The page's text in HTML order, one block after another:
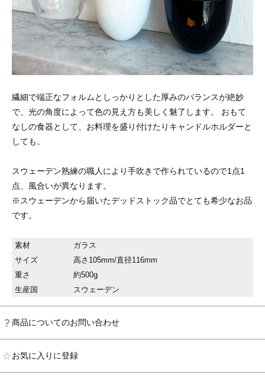
繊細で端正なフォルムとしっかりとした厚みのバランスが絶妙
で、光の角度によって色の見え方も美しく魅了します。 おもて
なしの食器として、お料理を盛り付けたりキャンドルホルダーと
しても。
スウェーデン熟練の職人により手吹きで作られているので1点1
点、風合いが異なります。
※スウェーデンから届いたデッドストック品でとても希少なお品
です。
素材
ガラス
サイズ
高さ105mm/直径116mm
重さ
約500g
生産国
スウェーデン
商品についてのお問い合わせ
お気に入りに登録